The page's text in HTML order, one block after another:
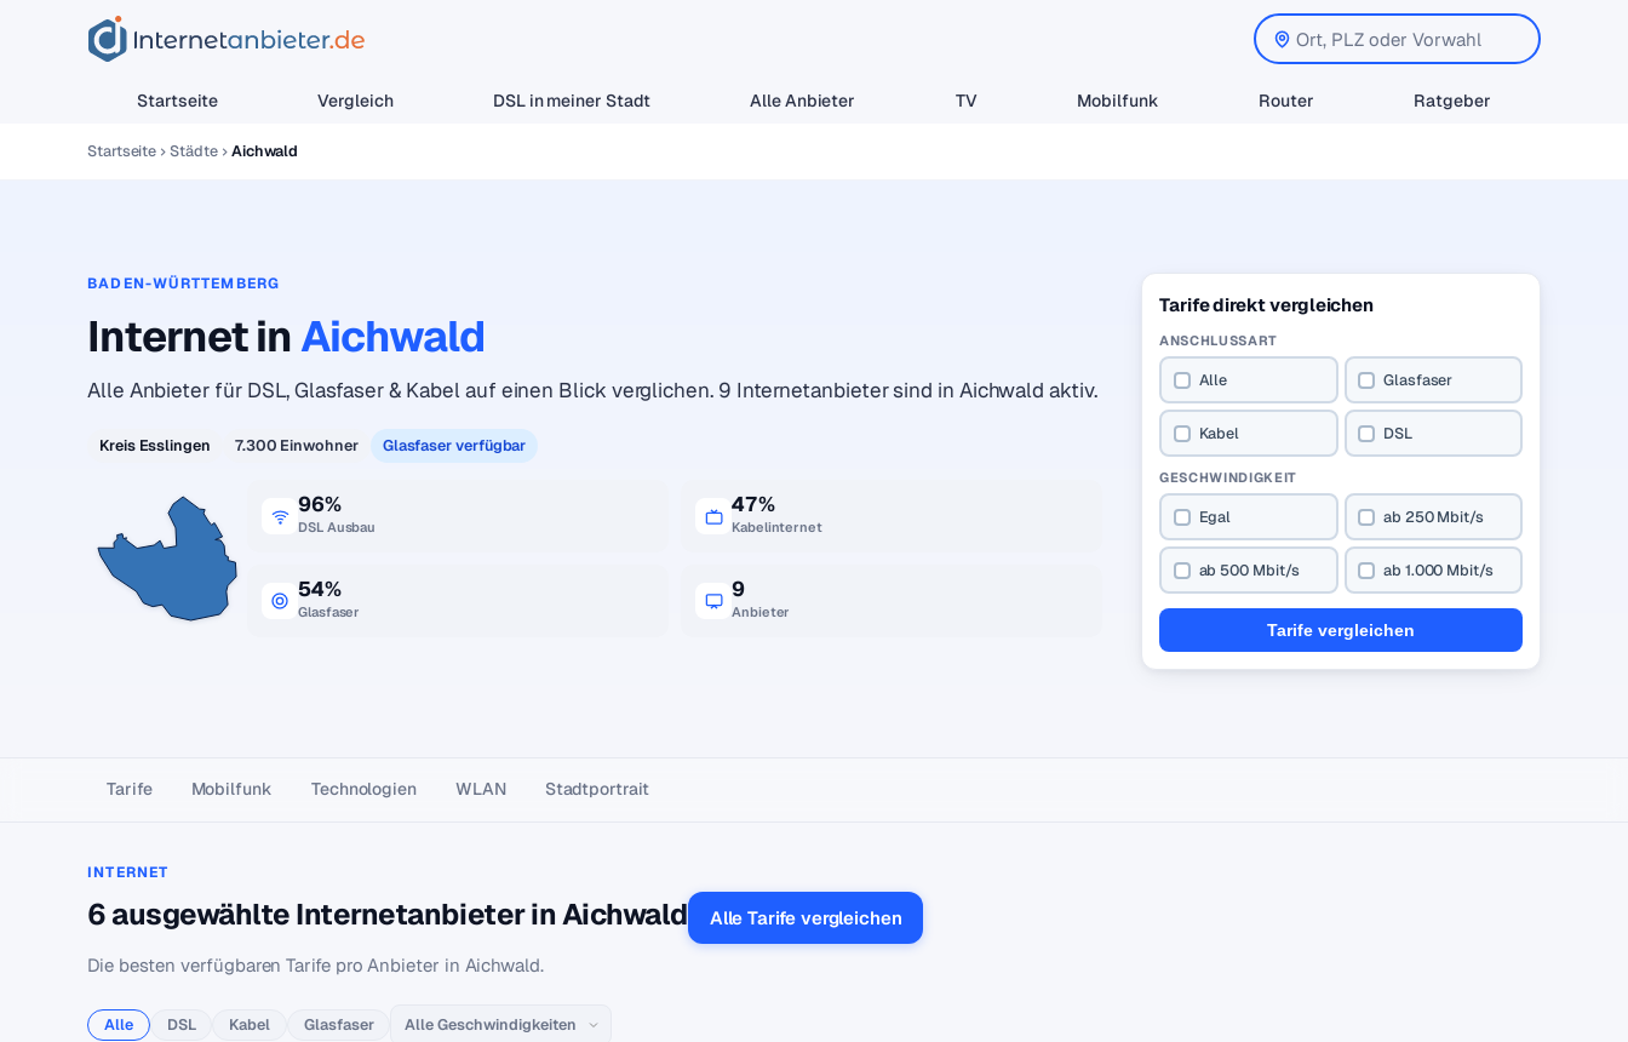
Startseite Vergleich DSL in meiner Stadt Alle Anbieter TV Mobilfunk Router Ratgeber
Startseite Städte Aichwald
BADEN-WÜRTTEMBERG
Internet inAichwald
Alle Anbieter für DSL, Glasfaser & Kabel auf einen Blick verglichen. 9 Internetanbieter sind in Aichwald aktiv.
Kreis Esslingen 7.300 Einwohner Glasfaser verfügbar
96%
DSL Ausbau
47%
Kabelinternet
54%
Glasfaser
9
Anbieter
Tarife direkt vergleichen
ANSCHLUSSART
Alle Glasfaser
Kabel DSL
GESCHWINDIGKEIT
Egal ab 250 Mbit/s
ab 500 Mbit/s ab 1.000 Mbit/s
Tarife vergleichen
Tarife Mobilfunk Technologien WLAN Stadtportrait
INTERNET
6 ausgewählte Internetanbieter in Aichwald Alle Tarife vergleichen
Die besten verfügbaren Tarife pro Anbieter in Aichwald.
Alle DSL Kabel Glasfaser